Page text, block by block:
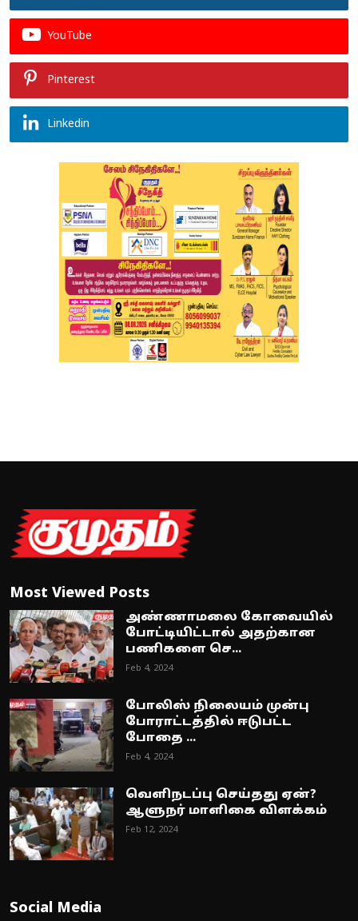
YouTube
Pinterest
Linkedin
Most Viewed Posts
அண்ணாமலை கோவையில்
போட்டியிட்டால் அதற்கான
பணிகளை செ...
Feb 4, 2024
போலிஸ் நிலையம் முன்பு
போராட்டத்தில் ஈடுபட்ட
போதை ...
Feb 4, 2024
வெளிநடப்பு செய்தது ஏன்?
ஆளுநர் மாளிகை விளக்கம்
Feb 12, 2024
Social Media